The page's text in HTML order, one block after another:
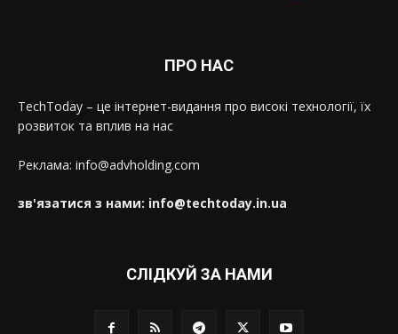
ПРО НАС
TechToday – це інтернет-видання про високі технології, їх
розвиток та вплив на нас
Реклама: info@advholding.com
зв'язатися з нами: info@techtoday.in.ua
СЛІДКУЙ ЗА НАМИ